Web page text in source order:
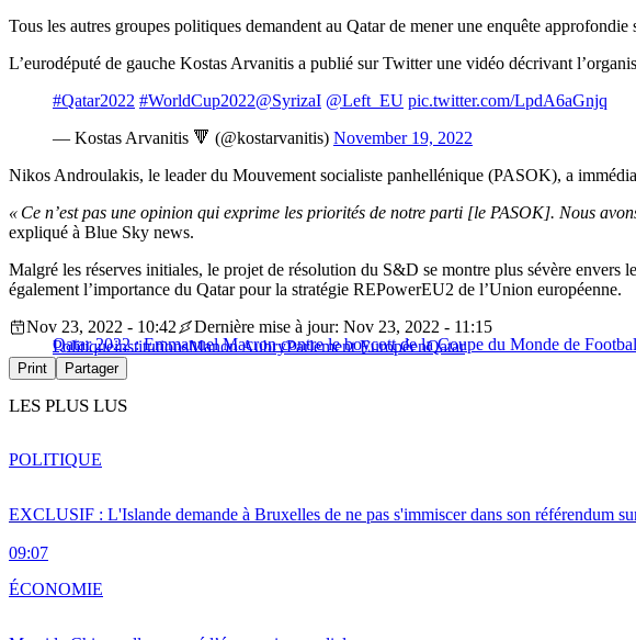
Tous les autres groupes politiques demandent au Qatar de mener une enquête
L’eurodéputé de gauche Kostas Arvanitis a publié sur Twitter une vidéo décrivant
#Qatar2022 #WorldCup2022@SyrizaI @Left_EU pic.twitter.com/LpdA6aGnjq
— Kostas Arvanitis 🔻 (@kostarvanitis) November 19, 2022
Nikos Androulakis, le leader du Mouvement socialiste panhellénique (PASOK), a
« Ce n’est pas une opinion qui exprime les priorités de notre parti [le PASOK]. Nous
expliqué à Blue Sky news.
Malgré les réserves initiales, le projet de résolution du S&D se montre plus sévère envers
également l’importance du Qatar pour la stratégie REPowerEU2 de l’Union européenne.
Qatar 2022 : Emmanuel Macron contre le boycott de la Coupe du Monde de
Nov 23, 2022 - 10:42
Dernière mise à jour: Nov 23, 2022 - 11:15
PolitiqueinstitutionsManon AubryParlement EuropéenQatar
Print Partager
LES PLUS LUS
EXCLUSIF : L'Islande demande à Bruxelles de ne pas s'immiscer dans son référendum
09:07
POLITIQUE
ÉCONOMIE